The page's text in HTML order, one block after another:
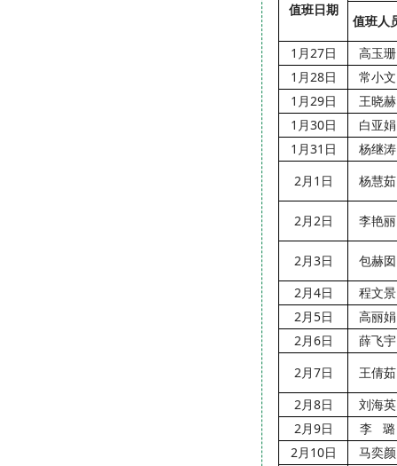
值班日期
值班人
1月27日
高玉珊
1月28日
常小文
1月29日
王晓赫
1月30日
白亚娟
1月31日
杨继涛
2月1日
杨慧茹
2月2日 李艳丽
2月3日
包赫囡
2月4日
程文景
2月5日
高丽娟
2月6日
薛飞宇
2月7日
王倩茹
2月8日
刘海英
2月9日
李 璐
2月10日
马奕颜